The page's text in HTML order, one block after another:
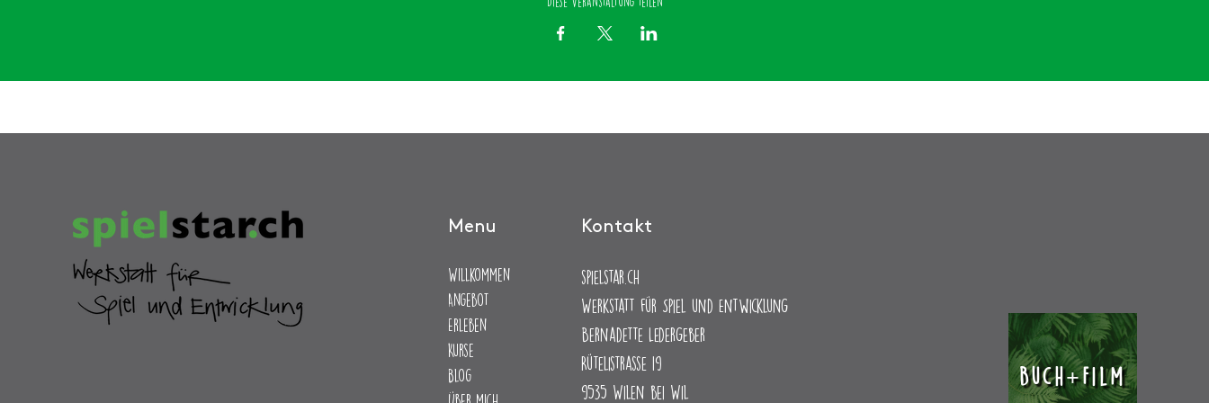
Menu
Willkommen
Angebot
Erleben
Kurse
Blog
Über mich
Kontakt
spielstar.ch
Werkstatt für Spiel und Entwicklung
Bernadette Ledergeber
Rütelistrasse 19
9535 Wilen bei Wil
Buch+Film